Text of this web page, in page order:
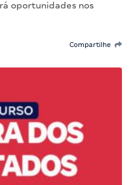
oportunidades nos
Compartilhe